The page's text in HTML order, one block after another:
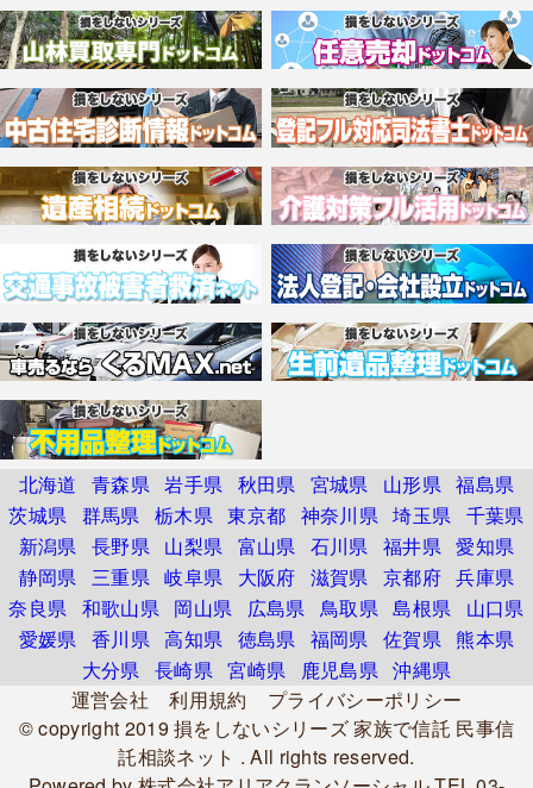
北海道 青森県 岩手県 秋田県 宮城県 山形県 福島県
茨城県
群馬県 栃木県 東京都 神奈川県 埼玉県
千葉県
新潟県
長野県 山梨県 富山県 石川県 福井県 愛知県
静岡県
三重県 岐阜県 大阪府 滋賀県 京都府 兵庫県
奈良県
和歌山県 岡山県 広島県 鳥取県 島根県
山口県
愛媛県
香川県 高知県 徳島県 福岡県 佐賀県
熊本県
大分県
長崎県 宮崎県 鹿児島県 沖縄県
運営会社
利用規約
プライバシーポリシー
© copyright 2019損をしないシリーズ 家族で信託 民事信
託相談ネット . All rights reserved.